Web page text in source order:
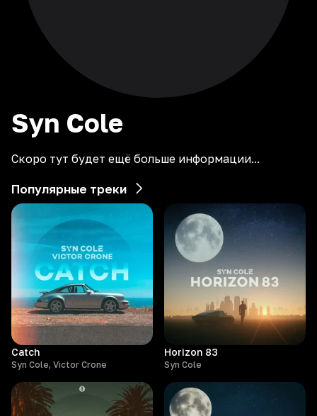
Syn Cole
Скоро тут будет ещё больше информации...
Популярные треки
Catch
Syn Cole, Victor Crone
Horizon 83
Syn Cole